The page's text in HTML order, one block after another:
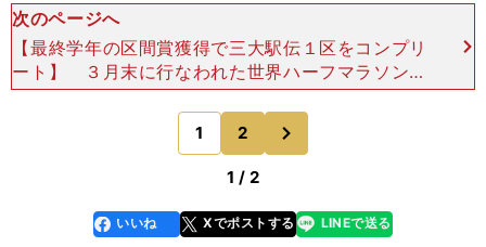
次のページへ
【最終学年の区間賞獲得で三大駅伝１区をコンプリ
ート】 ３月末に行なわれた世界ハーフマラソン選
手権には駒大のダブルエースが日本代表として揃っ
て出場。中村は28位（１時間01分57秒）に入って
いる。そし
1 2
1 / 2
faceboo
k
いいね Xでポストする
line LINEで送る